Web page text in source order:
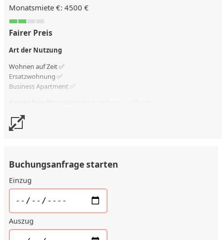
Monatsmiete €: 4500 €
Fairer Preis
Art der Nutzung
Wohnen auf Zeit ✅
Ersatzwohnung ✅
Business Apartment ✅
Buchungsanfrage starten
Einzug
Auszug